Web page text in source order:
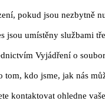
pokud jsou nezbytně
umístěny službami
Vyjádření o
kdo jsme, jak nás
kontaktovat ohledne